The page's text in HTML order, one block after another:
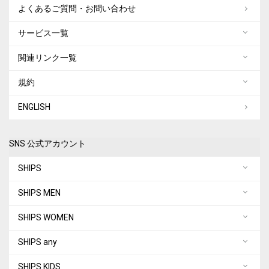
よくあるご質問・お問い合わせ
サービス一覧
関連リンク一覧
規約
ENGLISH
SNS 公式アカウント
SHIPS
SHIPS MEN
SHIPS WOMEN
SHIPS any
SHIPS KIDS